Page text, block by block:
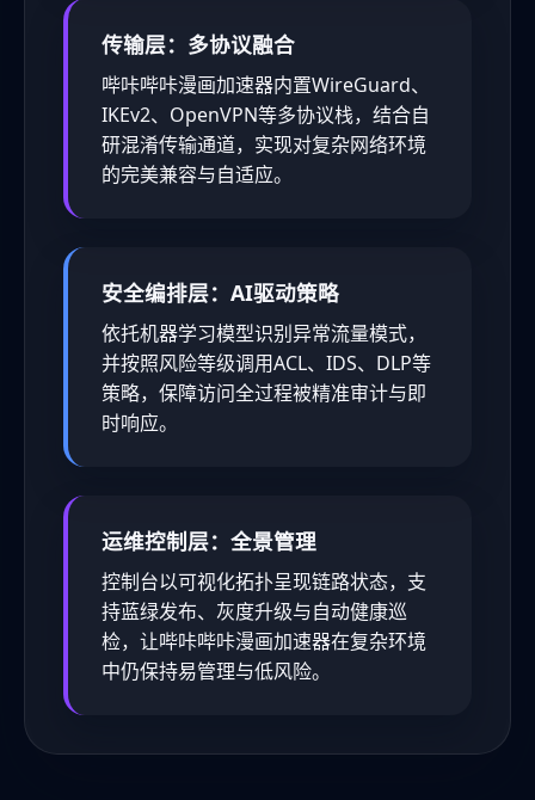
传输层：多协议融合
哔咔哔咔漫画加速器内置WireGuard、
IKEv2、OpenVPN等多协议栈，结合自
研混淆传输通道，实现对复杂网络环境
的完美兼容与自适应。
安全编排层：AI驱动策略
依托机器学习模型识别异常流量模式，
并按照风险等级调用ACL、IDS、DLP等
策略，保障访问全过程被精准审计与即
时响应。
运维控制层：全景管理
控制台以可视化拓扑呈现链路状态，支
持蓝绿发布、灰度升级与自动健康巡
检，让哔咔哔咔漫画加速器在复杂环境
中仍保持易管理与低风险。